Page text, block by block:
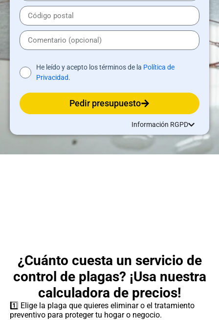
He leído y acepto los términos de la Política de
Privacidad.
Pedir presupuesto
Información RGPD
¿Cuánto cuesta un servicio de
control de plagas? ¡Usa nuestra
calculadora de precios!
1️⃣ Elige la plaga que quieres eliminar o el tratamiento
preventivo para proteger tu hogar o negocio.